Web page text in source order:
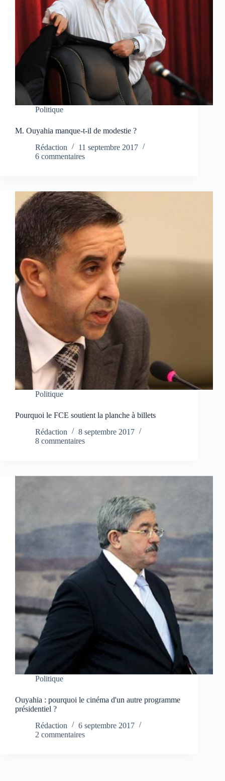
Politique
M. Ouyahia manque-t-il de modestie ?
Rédaction
11 septembre 2017
6 commentaires
Politique
Pourquoi le FCE soutient la planche à billets
Rédaction
8 septembre 2017
8 commentaires
Politique
Ouyahia : pourquoi le cinéma d'un autre programme
présidentiel ?
Rédaction
6 septembre 2017
2 commentaires